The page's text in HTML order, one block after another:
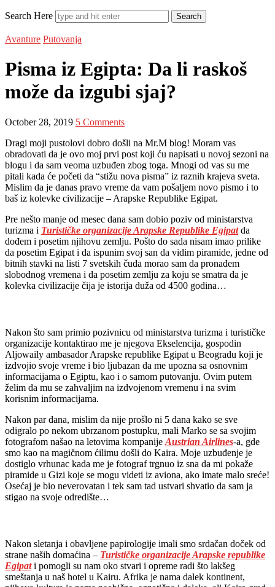
Search Here
Avanture Putovanja
Pisma iz Egipta: Da li raskoš
može da izgubi sjaj?
October 28, 2019 5 Comments
Dragi moji pustolovi dobro došli na Mr.M blog! Moram vas
obradovati da je ovo moj prvi post koji ću napisati u novoj sezoni na
blogu i da sam veoma uzbuđen zbog toga. Mnogi od vas su me
pitali kada će početi da “stižu nova pisma” iz raznih krajeva sveta.
Mislim da je danas pravo vreme da vam pošaljem novo pismo i to
baš iz kolevke civilizacije – Arapske Republike Egipat.
Pre nešto manje od mesec dana sam dobio poziv od ministarstva
turizma i Turističke organizacije Arapske Republike Egipatda
dođem i posetim njihovu zemlju. Pošto do sada nisam imao prilike
da posetim Egipat i da ispunim svoj san da vidim piramide, jedne od
bitnih stavki na listi 7 svetskih čuda morao sam da pronađem
slobodnog vremena i da posetim zemlju za koju se smatra da je
kolevka civilizacije čija je istorija duža od 4500 godina…
Nakon što sam primio pozivnicu od ministarstva turizma i turističke
organizacije kontaktirao me je njegova Ekselencija, gospodin
Aljowaily ambasador Arapske republike Egipat u Beogradu koji je
izdvojio svoje vreme i bio ljubazan da me upozna sa osnovnim
informacijama o Egiptu, kao i o samom putovanju. Ovim putem
želim da mu se zahvaljim na izdvojenom vremenu i na svim
korisnim informacijama.
Nakon par dana, mislim da nije prošlo ni 5 dana kako se sve
odigralo po nekom ubrzanom postupku, mali Marko se sa svojim
fotografom našao na letovima kompanije Austrian Airlines-a, gde
smo kao na magičnom ćilimu došli do Kaira. Moje uzbuđenje je
dostiglo vrhunac kada me je fotograf trgnuo iz sna da mi pokaže
piramide u Gizi koje se mogu videti iz aviona, ako imate malo sreće!
Osećaj je bio neverovatan i tek sam tad ustvari shvatio da sam ja
stigao na svoje odredište…
Nakon sletanja i obavljene papirologije imali smo srdačan doček od
strane naših domaćina – Turističke organizacije Arapske republike
Egipati pomogli su nam oko stvari i opreme radi što lakšeg
smeštanja u naš hotel u Kairu. Afrika je nama dalek kontinent,